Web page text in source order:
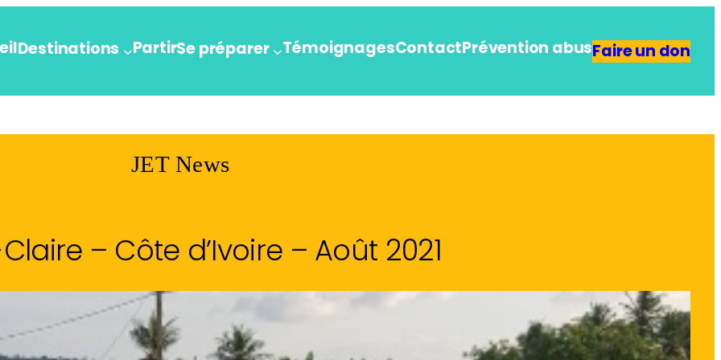
Destinations PartirSe préparer TémoignagesContactPrévention abusFaire un don
JET News
– Côte d’Ivoire – Août 2021